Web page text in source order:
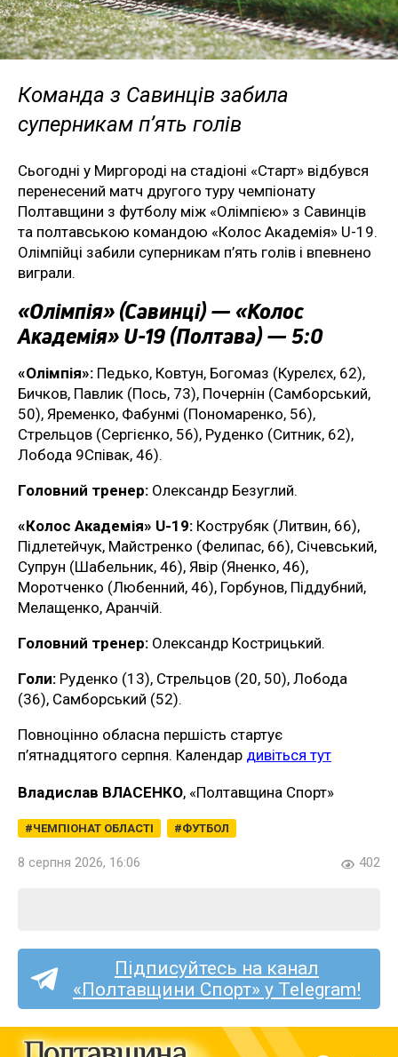
Команда з Савинців забила
суперникам п’ять голів
Сьогодні у Миргороді на стадіоні «Старт» відбувся
перенесений матч другого туру чемпіонату
Полтавщини з футболу між «Олімпією» з Савинців
та полтавською командою «Колос Академія» U-19.
Олімпійці забили суперникам п’ять голів і впевнено
виграли.
«Олімпія» (Савинці) — «Колос
Академія» U-19 (Полтава) — 5:0
«Олімпія»: Педько, Ковтун, Богомаз (Курелєх, 62),
Бичков, Павлик (Пось, 73), Почернін (Самборський,
50), Яременко, Фабунмі (Пономаренко, 56),
Стрельцов (Сергієнко, 56), Руденко (Ситник, 62),
Лобода 9Співак, 46).
Головний тренер: Олександр Безуглий.
«Колос Академія» U-19: Кострубяк (Литвин, 66),
Підлетейчук, Майстренко (Фелипас, 66), Січевський,
Супрун (Шабельник, 46), Явір (Яненко, 46),
Моротченко (Любенний, 46), Горбунов, Піддубний,
Мелащенко, Аранчій.
Головний тренер: Олександр Кострицький.
Голи: Руденко (13), Стрельцов (20, 50), Лобода
(36), Самборський (52).
Повноцінно обласна першість стартує
п’ятнадцятого серпня. Календар дивіться тут
Владислав ВЛАСЕНКО, «Полтавщина Спорт»
ЧЕМПІОНАТ ОБЛАСТІ ФУТБОЛ
8 серпня 2026, 16:06 402
Підписуйтесь на канал
«Полтавщини Спорт» у Telegram!